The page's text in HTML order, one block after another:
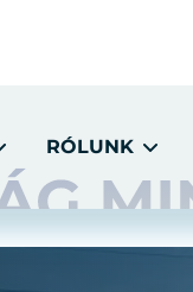
RÓLUNK